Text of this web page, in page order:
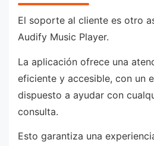
El soporte al cliente es otro
Audify Music Player.
La aplicación ofrece una
eficiente y accesible, con un
dispuesto a ayudar con
consulta.
Esto garantiza una